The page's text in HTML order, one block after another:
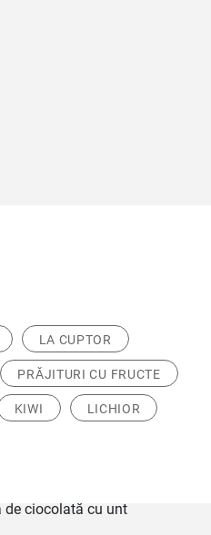
LA CUPTOR
PRĂJITURI CU FRUCTE
KIWI LICHIOR